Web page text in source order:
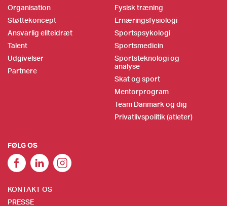
Organisation
Støttekoncept
Ansvarlig eliteidræt
Talent
Udgivelser
Partnere
Fysisk træning
Ernæringsfysiologi
Sportspsykologi
Sportsmedicin
Sportsteknologi og
analyse
Skat og sport
Mentorprogram
Team Danmark og dig
Privatlivspolitik (atleter)
FØLG OS
KONTAKT OS
PRESSE